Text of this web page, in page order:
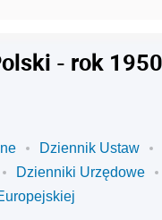
- rok
Dziennik Ustaw
Dzienniki Urzędowe